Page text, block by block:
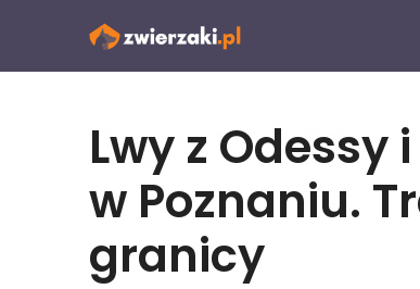
Lwy z Odessy
w Poznaniu.
granicy